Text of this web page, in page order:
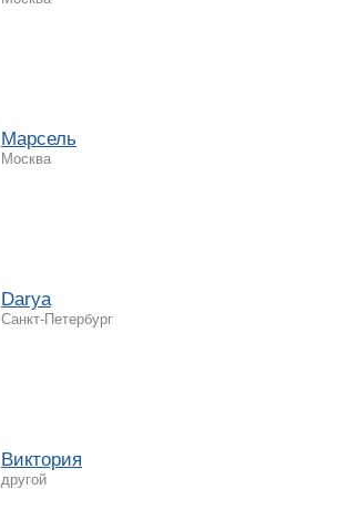
Марсель
Москва
Darya
Санкт-Петербург
Виктория
другой